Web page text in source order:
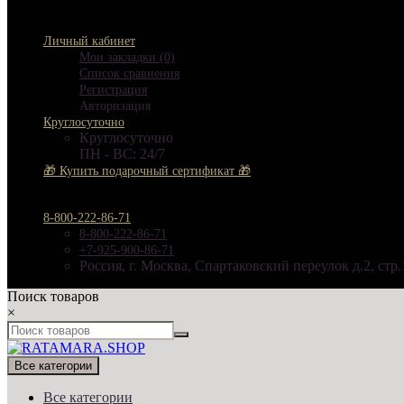
Личный кабинет
Мои закладки (0)
Список сравнения
Регистрация
Авторизация
Круглосуточно
Круглосуточно
ПН - ВС: 24/7
🎁 Купить подарочный сертификат 🎁
8-800-222-86-71
8-800-222-86-71
+7-925-900-86-71
Россия, г. Москва, Спартаковский переулок д.2,
Поиск товаров
×
Все категории
Все категории